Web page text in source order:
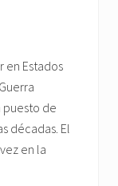
en Estados
puesto de
décadas. El
en la